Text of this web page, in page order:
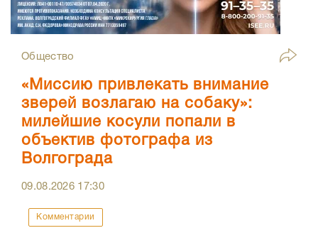
Общество
«Миссию привлекать внимание
зверей возлагаю на собаку»:
милейшие косули попали в
объектив фотографа из
Волгограда
09.08.2026 17:30
Комментарии